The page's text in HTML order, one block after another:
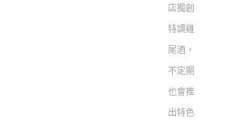
店獨創
特調雞
尾酒，
不定期
也會推
出特色